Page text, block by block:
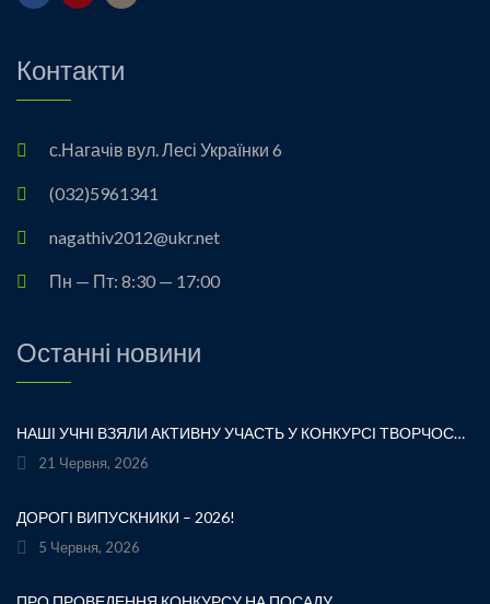
Контакти
с.Нагачів вул. Лесі Українки 6
(032)5961341
nagathiv2012@ukr.net
Пн — Пт: 8:30 — 17:00
Останні новини
НАШІ УЧНІ ВЗЯЛИ АКТИВНУ УЧАСТЬ У КОНКУРСІ ТВОРЧОСТІ ЛЕСІ УКРАЇНКИ «ХТО ЛЮБИТЬ УКРАЇНСЬКЕ СЛОВО» ТА БУЛИ ВІДЗНАЧЕНІ ПОДЯКАМИ ЗА СВОЮ СТАРАННІСТЬ, ТВОРЧІСТЬ І ЛЮБОВ ДО РІДНОГО СЛОВА.УРОЧИСТЕ ВРУЧЕННЯ НАГОРОД ВІДБУЛОСЯ ПІД ЧАС ФЕСТИВАЛЮ «УКРАЇНКА FEST» НА МАЛЬОВНИЧОМУ БЕРЕЗІ ЯВОРІВСЬКОГО МОРЯ. ЦЕ БУЛА ЧУДОВА НАГОДА ЩЕ РАЗ ДОТОРКНУТИСЯ ДО ТВОРЧОЇ СПАДЩИНИ ВЕЛИКОЇ УКРАЇНСЬКОЇ ПОЕТЕСИ, ВІДЧУТИ СИЛУ УКРАЇНСЬКОГО СЛОВА ТА ГОРДІСТЬ ЗА НАШИХ ТАЛАНОВИТИХ ДІТЕЙ.ВІТАЄМО УЧАСНИКІВ І БАЖАЄМО ЇМ НОВИХ ТВОРЧИХ ЗВЕРШЕНЬ!«НІ! Я ЖИВА! Я БУДУ ВІЧНО ЖИТИ! Я В СЕРЦІ МАЮ ТЕ, ЩО НЕ ВМИРАЄ». — ЛЕСЯ УКРАЇНКА
21 Червня, 2026
ДОРОГІ ВИПУСКНИКИ – 2026!
5 Червня, 2026